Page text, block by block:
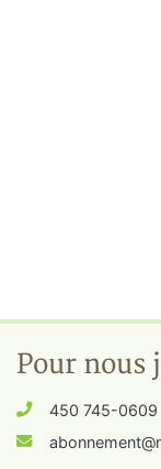
Pour nous
450 745-0609